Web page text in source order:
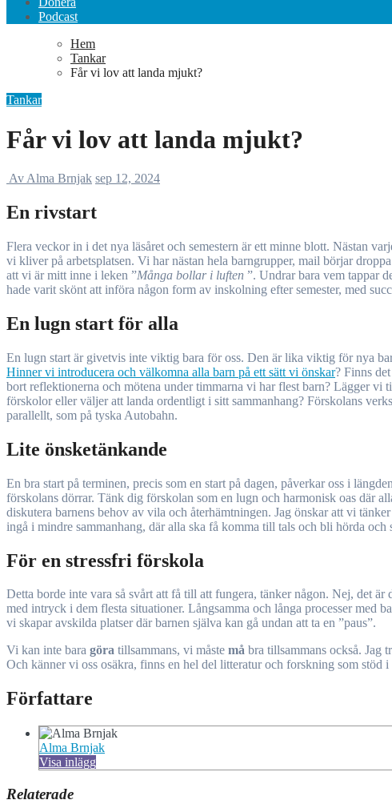
Podcast
Hem
Tankar
Får vi lov att landa mjukt?
Tankar
Får vi lov att landa mjukt?
Av Alma Brnjak sep 12, 2024
En rivstart
Flera veckor in i det nya läsåret och semestern är ett minne blott. Nästan varje år, trots strävan efter en lugn och mjukstart, känns det som en rivstart istället. Vår verklighet, i all sin prakt, börjar med första stunden
vi kliver på arbetsplatsen. Vi har nästan hela barngrupper, mail börjar
att vi är mitt inne i leken ”Många bollar i luften ”. Undrar bara vem tappar
hade varit skönt att införa någon form av inskolning efter semester, med
En lugn start för alla
En lugn start är givetvis inte viktig bara för oss. Den är lika viktig för nya
Hinner vi introducera och välkomna alla barn på ett sätt vi önskar? Finns
bort reflektionerna och mötena under timmarna vi har flest barn? Lägger vi
förskolor eller väljer att landa ordentligt i sitt sammanhang? Förskolans
parallellt, som på tyska Autobahn.
Lite önsketänkande
En bra start på terminen, precis som en start på dagen, påverkar oss i
förskolans dörrar. Tänk dig förskolan som en lugn och harmonisk oas där
diskutera barnens behov av vila och återhämtningen. Jag önskar att vi
ingå i mindre sammanhang, där alla ska få komma till tals och bli hörda och
För en stressfri förskola
Detta borde inte vara så svårt att få till att fungera, tänker någon. Nej, det
med intryck i dem flesta situationer. Långsamma och långa processer med
vi skapar avskilda platser där barnen själva kan gå undan att ta en ”paus”.
Vi kan inte bara göra tillsammans, vi måste må bra tillsammans också. Jag
Och känner vi oss osäkra, finns en hel del litteratur och forskning som stöd
Författare
Alma Brnjak
Visa inlägg
Relaterade